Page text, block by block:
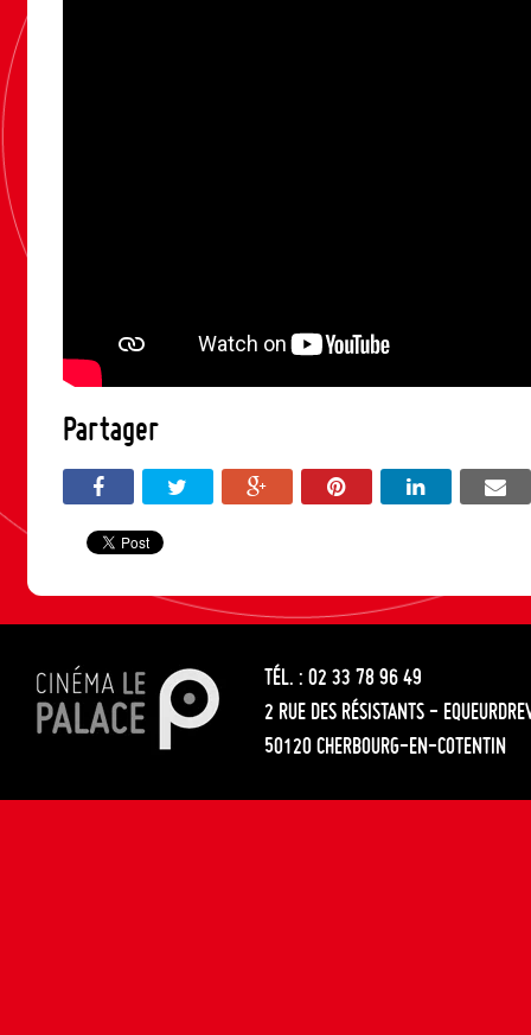
Partager
TÉL. : 02 33 78 96 49
2 RUE DES RÉSISTANTS -
50120 CHERBOURG-EN-COTENTIN